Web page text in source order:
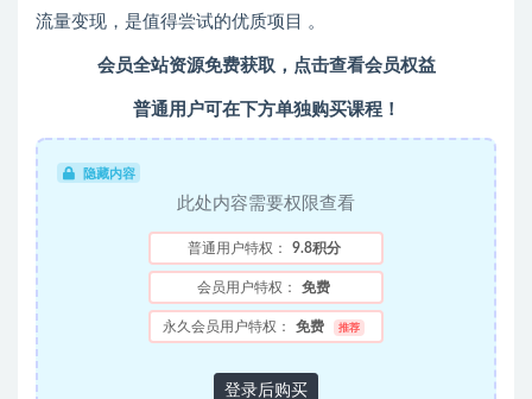
流量变现，是值得尝试的优质项目 。
会员全站资源免费获取，点击查看会员权益
普通用户可在下方单独购买课程！
隐藏内容
此处内容需要权限查看
普通用户特权： 9.8积分
会员用户特权： 免费
永久会员用户特权： 免费 推荐
登录后购买